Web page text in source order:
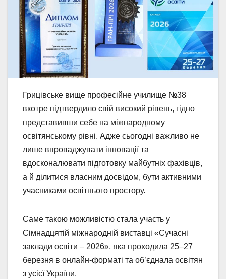
Грицівське вище професійне училище №38
вкотре підтвердило свій високий рівень, гідно
представивши себе на міжнародному
освітянському рівні. Адже сьогодні важливо не
лише впроваджувати інновації та
вдосконалювати підготовку майбутніх фахівців,
а й ділитися власним досвідом, бути активними
учасниками освітнього простору.
Саме такою можливістю стала участь у
Сімнадцятій міжнародній виставці «Сучасні
заклади освіти – 2026», яка проходила 25–27
березня в онлайн-форматі та об’єднала освітян
з усієї України.